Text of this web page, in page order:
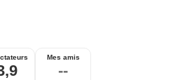
Mes amis
--